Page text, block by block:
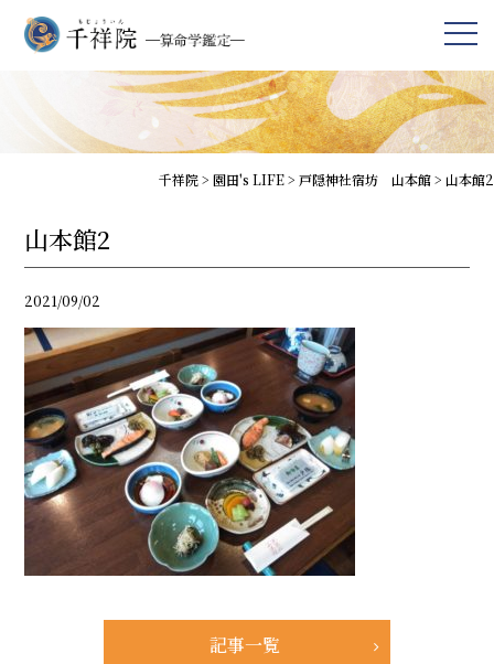
千祥院> 園田's LIFE> 戸隠神社宿坊 山本館> 山本館2
山本館2
2021/09/02
記事一覧